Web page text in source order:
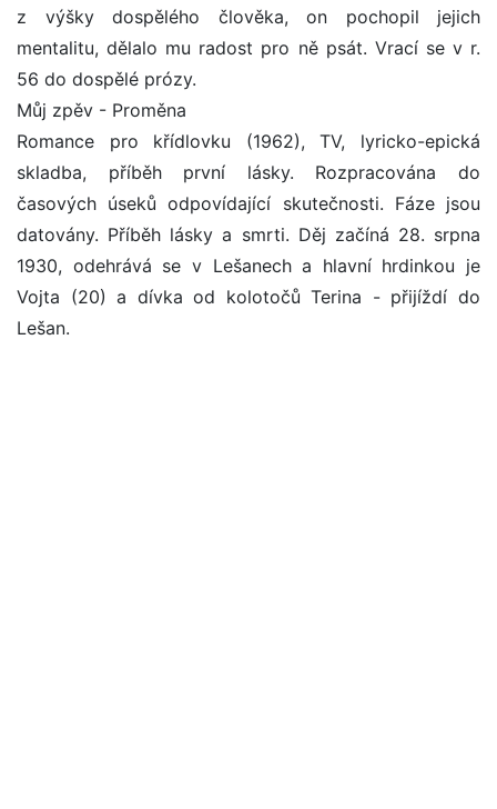
z výšky dospělého člověka, on pochopil jejich
mentalitu, dělalo mu radost pro ně psát. Vrací se v r.
56 do dospělé prózy.
Můj zpěv - Proměna
Romance pro křídlovku (1962), TV, lyricko-epická
skladba, příběh první lásky. Rozpracována do
časových úseků odpovídající skutečnosti. Fáze jsou
datovány. Příběh lásky a smrti. Děj začíná 28. srpna
1930, odehrává se v Lešanech a hlavní hrdinkou je
Vojta (20) a dívka od kolotočů Terina - přijíždí do
Lešan.